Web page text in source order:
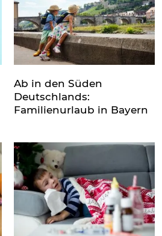
Ab in den Süden
Deutschlands:
Familienurlaub in Bayern